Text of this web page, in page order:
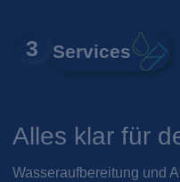
3 Services
Alles klar für
Wasseraufbereitung und